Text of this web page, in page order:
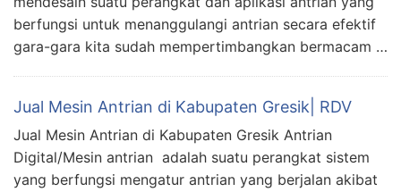
berfungsi untuk menanggulangi antrian secara efektif
gara-gara kita sudah mempertimbangkan bermacam …
Jual Mesin Antrian di Kabupaten Gresik| RDV
Jual Mesin Antrian di Kabupaten Gresik Antrian
Digital/Mesin antrian adalah suatu perangkat sistem
yang berfungsi mengatur antrian yang berjalan akibat